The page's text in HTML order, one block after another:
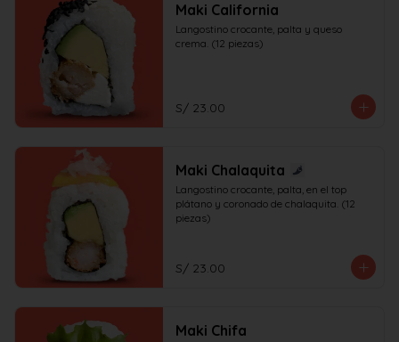
Maki California
Langostino crocante, palta y queso
crema. (12 piezas)
S/ 23.00
Maki Chalaquita
Langostino crocante, palta, en el top
plátano y coronado de chalaquita. (12
piezas)
S/ 23.00
Maki Chifa